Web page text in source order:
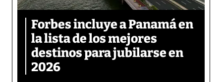
Forbes incluye a Panamá en
la lista de los mejores
destinos para jubilarse en
2026